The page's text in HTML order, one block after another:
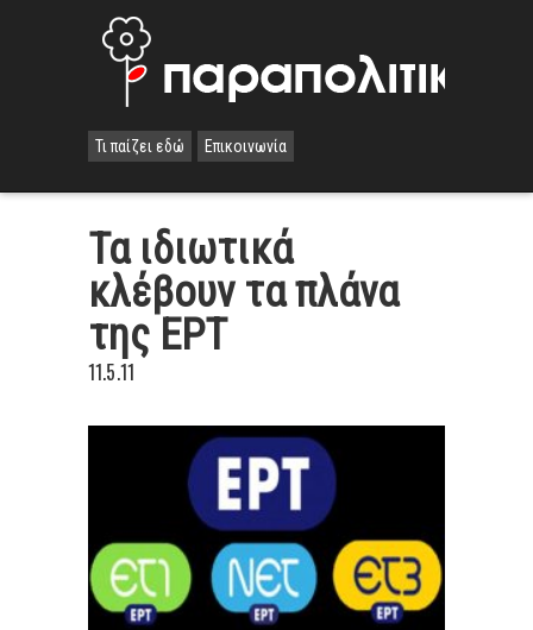
Τι παίζει εδώ Επικοινωνία
Τα ιδιωτικά
κλέβουν τα πλάνα
της ΕΡΤ
11.5.11